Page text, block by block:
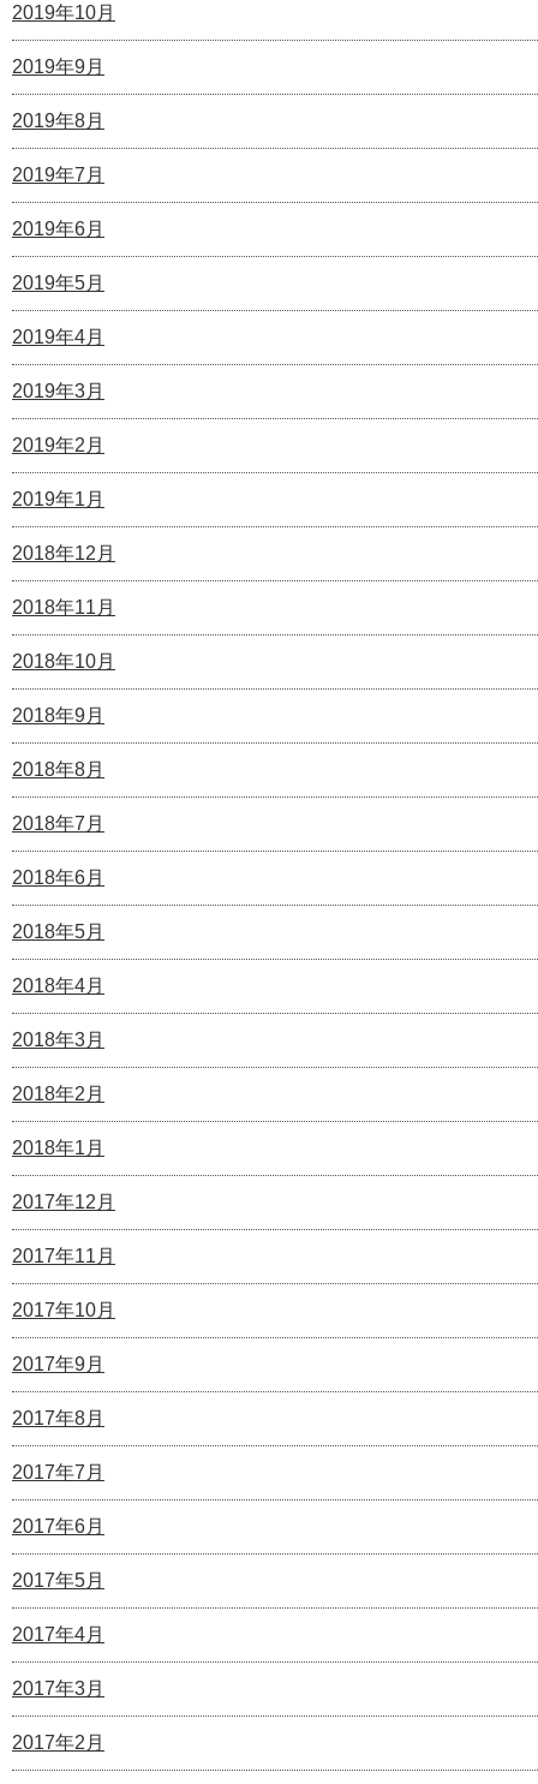
2019年10月
2019年9月
2019年8月
2019年7月
2019年6月
2019年5月
2019年4月
2019年3月
2019年2月
2019年1月
2018年12月
2018年11月
2018年10月
2018年9月
2018年8月
2018年7月
2018年6月
2018年5月
2018年4月
2018年3月
2018年2月
2018年1月
2017年12月
2017年11月
2017年10月
2017年9月
2017年8月
2017年7月
2017年6月
2017年5月
2017年4月
2017年3月
2017年2月